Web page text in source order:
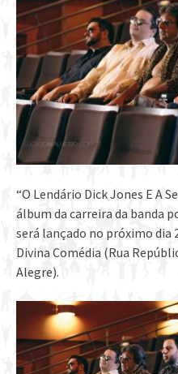
“O Lendário Dick Jones E A
álbum da carreira da banda
será lançado no próximo dia
Divina Comédia (Rua
Alegre).